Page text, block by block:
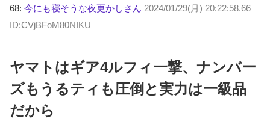
68: 今にも寝そうな夜更かしさん 2024/01/29(月) 20:22:58.66
ID:CVjBFoM80NIKU
ヤマトはギア4ルフィ一撃、ナンバー
ズもうるティも圧倒と実力は一級品
だから